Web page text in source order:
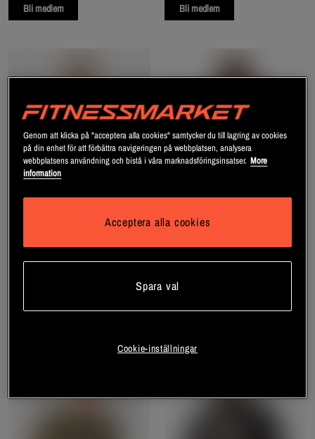
Bli medlem Bli medlem
Star Training T-shirt, Dark
Bli medlem
Throwback Linne Brun
GASP
Bli medlem
Genom att klicka på "acceptera alla cookies" samtycker du till lagring av cookies
på din enhet för att förbättra navigeringen på webbplatsen, analysera
webbplatsens användning och bistå i våra marknadsföringsinsatser. More
information
Acceptera alla cookies
Spara val
Cookie-inställningar